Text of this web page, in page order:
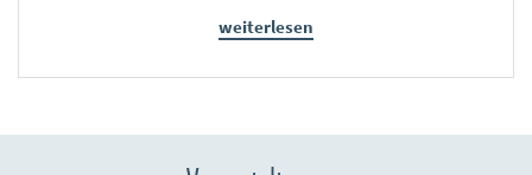
weiterlesen